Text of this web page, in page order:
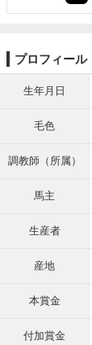
プロフィール
生年月日
毛色
調教師（所属）
馬主
生産者
産地
本賞金
付加賞金